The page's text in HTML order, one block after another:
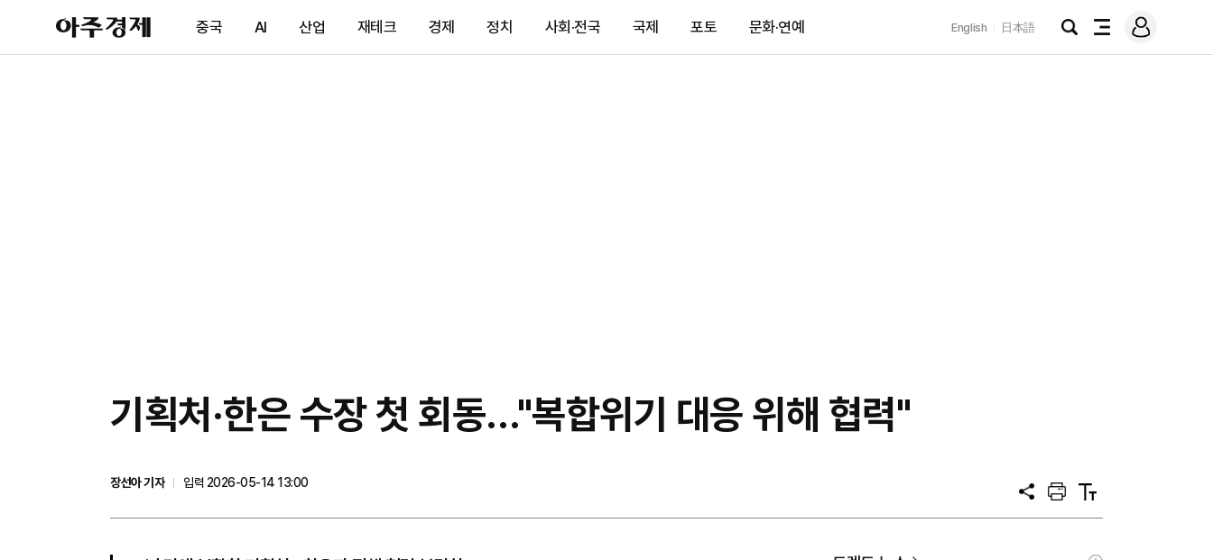
아
주
제
중국 AI 산업 재테크 경제 정치 사회·전국 국제 포토 문화·연예 English 日本語
검
전
메
그
기획처·한은 수장 첫 회동…"복합위기 대응 위해 협력"
장선아 기자
입력 2026-05-14 13:00
공
프
트
텍
트